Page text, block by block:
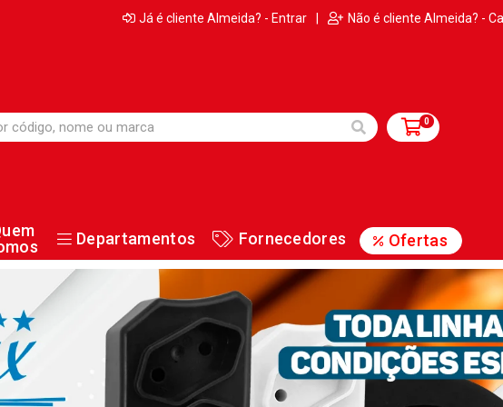
Já é cliente Almeida? - Entrar | Não é cliente Almeida? -
0
Departamentos Fornecedores Ofertas